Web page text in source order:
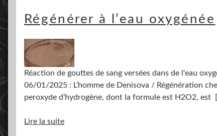
Régénérer à l’eau oxygénée
Réaction de gouttes de sang versées dans de l'eau
06/01/2025 : L’homme de Denisova / Régénération
peroxyde d’hydrogène, dont la formule est H2O2, est
Lire la suite